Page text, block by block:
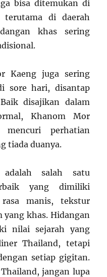
bisa ditemukan di
terutama di daerah
khas sering
Kaeng juga sering
sore hari, disantap
disajikan dalam
Khanom Mor
mencuri perhatian
tiada duanya.
salah satu
yang dimiliki
manis, tekstur
yang khas. Hidangan
nilai sejarah yang
Thailand, tetapi
setiap gigitan.
jangan lupa